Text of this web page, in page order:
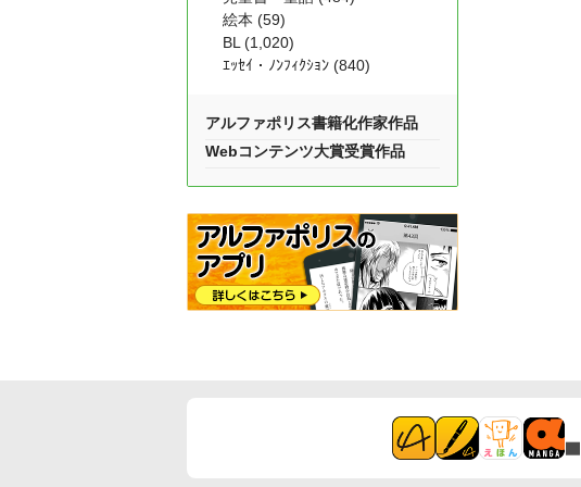
絵本 (59)
BL (1,020)
ｴｯｾｲ・ﾉﾝﾌｨｸｼｮﾝ (840)
アルファポリス書籍化作家作品
Webコンテンツ大賞受賞作品